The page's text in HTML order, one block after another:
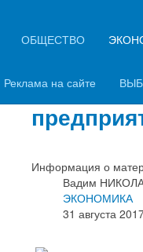
ОБЩЕСТВО
Реклама на сайте
Новый
Информация о
Вадим
ЭКОНОМИКА
31 августа